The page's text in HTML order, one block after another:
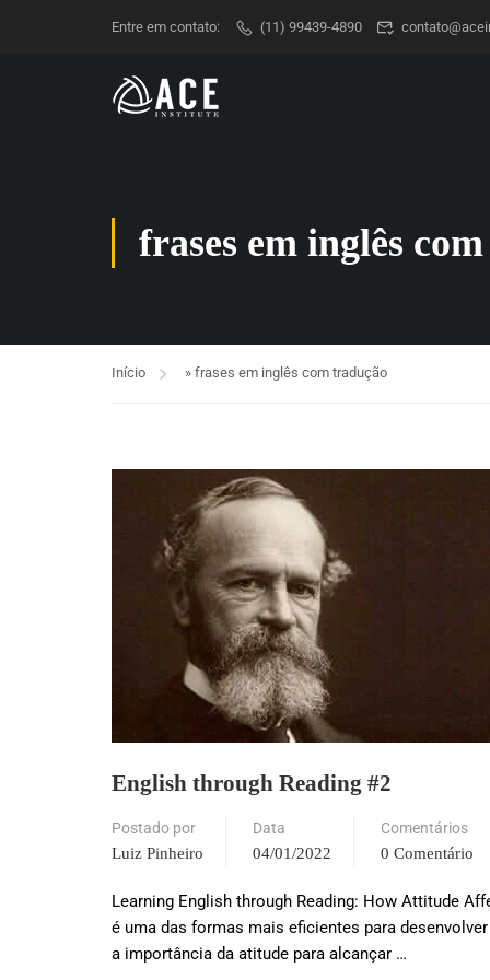
Entre em contato: (11) 99439-4890
frases em inglês
Início » frases em inglês com tradução
English through Reading #2
Postado por
Luiz Pinheiro
Data
04/01/2022
Comentários
0 Comentário
Learning English through Reading: How Attitude
é uma das formas mais eficientes para
a importância da atitude para alcançar …